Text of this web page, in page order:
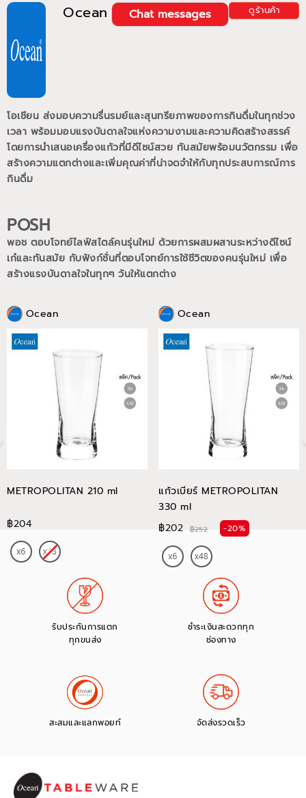
Ocean ดูร้านค้า
Chat messages
โอเชียน ส่งมอบความรื่นรมย์และสุนทรียภาพของการกินดื่มในทุกช่วง
เวลา พร้อมมอบแรงบันดาลใจแห่งความงามและความคิดสร้างสรรค์
โดยการนำเสนอเครื่องแก้วที่มีดีไซน์สวย ทันสมัยพร้อมนวัตกรรม เพื่อ
สร้างความแตกต่างและเพิ่มคุณค่าที่น่าจดจำให้กับทุกประสบการณ์การ
กินดื่ม
POSH
พอช ตอบโจทย์ไลฟ์สไตล์คนรุ่นใหม่ ด้วยการผสมผสานระหว่างดีไซน์
เก๋และทันสมัย กับฟังก์ชั่นที่ตอบโจทย์การใช้ชีวิตของคนรุ่นใหม่ เพื่อ
สร้างแรงบันดาลใจในทุกๆ วันให้แตกต่าง
Ocean
METROPOLITAN 210 ml
฿204
Ocean
แก้วเบียร์ METROPOLITAN
330 ml
฿202
฿252 -20%
รับประกันการแตก
ทุกขนส่ง
ชำระเงินสะดวกทุก
ช่องทาง
สะสมและแลกพอยท์ จัดส่งรวดเร็ว